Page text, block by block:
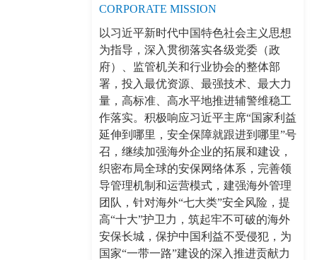
CORPORATE MISSION
以习近平新时代中国特色社会主义思想
为指导，深入贯彻落实各级党委（政
府）、监管机关和行业协会的整体部
署，投入最优资源、最强技术、最大力
量，高标准、高水平地推进辅警维稳工
作落实。积极响应习近平主席“国家利益
延伸到哪里，安全保障就跟进到哪里”号
召，继续加强海外企业的拓展和建设，
织密布局全球的安保网络体系，完善领
导管理机制和运营模式，建强海外管理
团队，针对海外“七大类”安全风险，提
高“十大”护卫力，筑起牢不可破的海外
安保长城，保护中国利益不受侵犯，为
国家“一带一路”建设的深入推进贡献力